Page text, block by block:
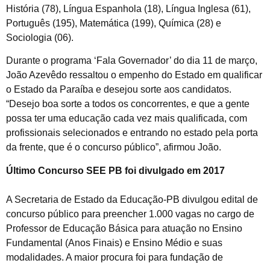
História (78), Língua Espanhola (18), Língua Inglesa (61),
Português (195), Matemática (199), Química (28) e
Sociologia (06).
Durante o programa ‘Fala Governador’ do dia 11 de março,
João Azevêdo ressaltou o empenho do Estado em qualificar
o Estado da Paraíba e desejou sorte aos candidatos.
“Desejo boa sorte a todos os concorrentes, e que a gente
possa ter uma educação cada vez mais qualificada, com
profissionais selecionados e entrando no estado pela porta
da frente, que é o concurso público”, afirmou João.
Último Concurso SEE PB foi divulgado em 2017
A Secretaria de Estado da Educação-PB divulgou edital de
concurso público para preencher 1.000 vagas no cargo de
Professor de Educação Básica para atuação no Ensino
Fundamental (Anos Finais) e Ensino Médio e suas
modalidades. A maior procura foi para fundação de